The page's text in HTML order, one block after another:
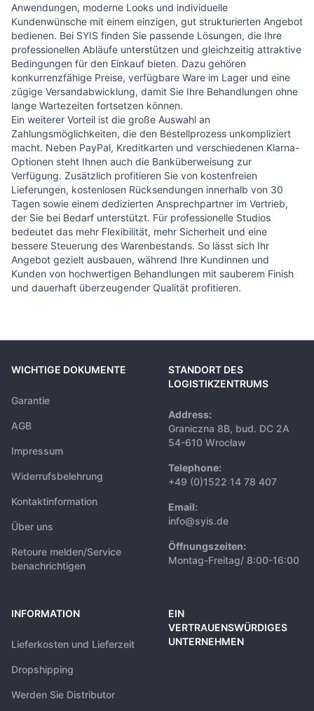
Anwendungen, moderne Looks und individuelle
Kundenwünsche mit einem einzigen, gut strukturierten Angebot
bedienen. Bei SYIS finden Sie passende Lösungen, die Ihre
professionellen Abläufe unterstützen und gleichzeitig attraktive
Bedingungen für den Einkauf bieten. Dazu gehören
konkurrenzfähige Preise, verfügbare Ware im Lager und eine
zügige Versandabwicklung, damit Sie Ihre Behandlungen ohne
lange Wartezeiten fortsetzen können.
Ein weiterer Vorteil ist die große Auswahl an
Zahlungsmöglichkeiten, die den Bestellprozess unkompliziert
macht. Neben PayPal, Kreditkarten und verschiedenen Klarna-
Optionen steht Ihnen auch die Banküberweisung zur
Verfügung. Zusätzlich profitieren Sie von kostenfreien
Lieferungen, kostenlosen Rücksendungen innerhalb von 30
Tagen sowie einem dedizierten Ansprechpartner im Vertrieb,
der Sie bei Bedarf unterstützt. Für professionelle Studios
bedeutet das mehr Flexibilität, mehr Sicherheit und eine
bessere Steuerung des Warenbestands. So lässt sich Ihr
Angebot gezielt ausbauen, während Ihre Kundinnen und
Kunden von hochwertigen Behandlungen mit sauberem Finish
und dauerhaft überzeugender Qualität profitieren.
WICHTIGE DOKUMENTE
Garantie
AGB
Impressum
Widerrufsbelehrung
Kontaktinformation
Über uns
Retoure melden/Service
benachrichtigen
STANDORT DES
LOGISTIKZENTRUMS
Address:
Graniczna 8B, bud. DC 2A
54-610 Wrocław
Telephone:
+49 (0)1522 14 78 407
Email:
info@syis.de
Öffnungszeiten:
Montag-Freitag/ 8:00-16:00
INFORMATION
Lieferkosten und Lieferzeit
Dropshipping
Werden Sie Distributor
EIN
VERTRAUENSWÜRDIGES
UNTERNEHMEN